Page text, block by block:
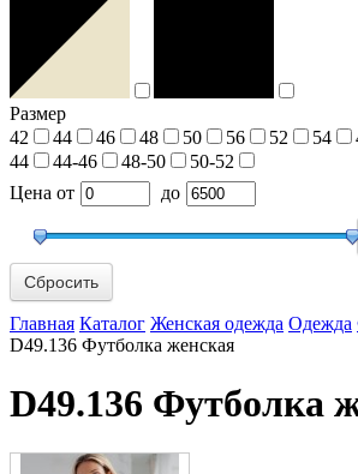
Размер
42
44 46 48 50 56 52 54
44
44-46 48-50
50-52
Цена от до
Сбросить
Главная Каталог Женская одежда Одежда
D49.136 Футболка женская
D49.136 Футболка